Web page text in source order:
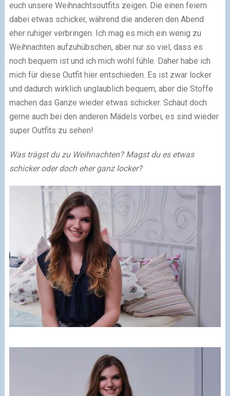
euch unsere Weihnachtsoutfits zeigen. Die einen feiern
dabei etwas schicker, während die anderen den Abend
eher ruhiger verbringen. Ich mag es mich ein wenig zu
Weihnachten aufzuhübschen, aber nur so viel, dass es
noch bequem ist und ich mich wohl fühle. Daher habe ich
mich für diese Outfit hier entschieden. Es ist zwar locker
und dadurch wirklich unglaublich bequem, aber die Stoffe
machen das Ganze wieder etwas schicker. Schaut doch
gerne auch bei den anderen Mädels vorbei, es sind wieder
super Outfits zu sehen!
Was trägst du zu Weihnachten? Magst du es etwas
schicker oder doch eher ganz locker?